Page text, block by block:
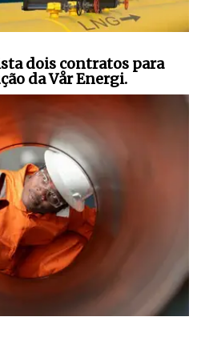
dois contratos para
da Vår Energi.